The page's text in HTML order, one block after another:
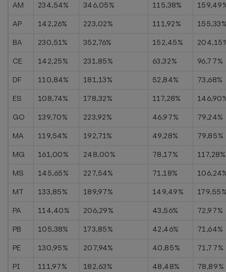
AM
234,54% 346,05% 115,38%
AP
142,26% 223,02% 111,92%
BA
230,51% 352,76% 152,45%
CE
142,25% 231,85% 63,32%
96,77%
DF
110,84% 181,13% 52,84%
73,68%
ES
108,74% 178,32% 117,28%
GO
139,70% 223,92% 46,97%
79,24%
MA
119,54% 192,71% 49,28%
79,85%
MG
161,00% 248,00% 78,17%
117,28%
MS
145,65% 227,54% 71,18%
MT
133,85% 189,97% 149,49%
PA
114,40% 206,29% 43,56%
72,97%
PB
105,38% 173,85% 42,46%
71,64%
PE
130,95% 207,94% 40,85%
71,77%
PI
111,97% 182,63% 48,48%
78,89%